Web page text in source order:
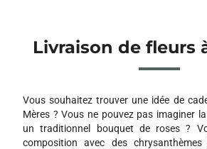
Livraison de fleurs
Vous souhaitez trouver une idée de
Mères ? Vous ne pouvez pas imaginer
un traditionnel bouquet de roses ?
composition avec des